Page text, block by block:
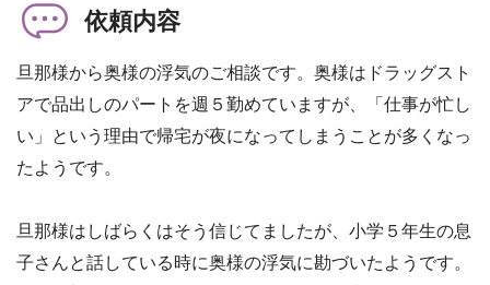
依頼内容
旦那様から奥様の浮気のご相談です。奥様はドラッグスト
アで品出しのパートを週５勤めていますが、「仕事が忙し
い」という理由で帰宅が夜になってしまうことが多くなっ
たようです。
旦那様はしばらくはそう信じてましたが、小学５年生の息
子さんと話している時に奥様の浮気に勘づいたようです。